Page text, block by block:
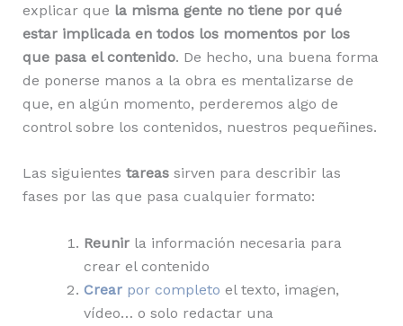
explicar que la misma gente no tiene por qué
estar implicada en todos los momentos por los
que pasa el contenido. De hecho, una buena forma
de ponerse manos a la obra es mentalizarse de
que, en algún momento, perderemos algo de
control sobre los contenidos, nuestros pequeñines.
Las siguientes tareassirven para describir las
fases por las que pasa cualquier formato:
Reunirla información necesaria para
crear el contenido
Crearpor completo el texto, imagen,
vídeo… o solo redactar una